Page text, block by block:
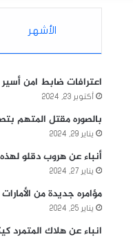
الأشهر
اعترافات ضابط امن
أكتوبر 23, 2024
بالصوره مقتل المتهم
يناير 29, 2024
أنباء عن هروب دقلو لهذه
يناير 27, 2024
مؤامره جديدة من
يناير 25, 2024
انباء عن هلاك المتمرد